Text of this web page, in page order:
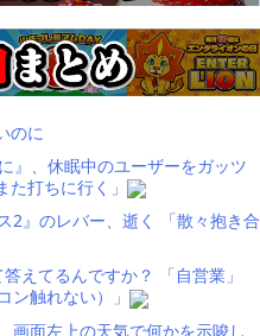
のに
』、休眠中のユーザーをガッツ
打ちに行く」
2』のレバー、逝く 「散々抱き合
えてるんですか？ 「自営業」
ン触れない）」
画面左上の天気で何かを示唆し